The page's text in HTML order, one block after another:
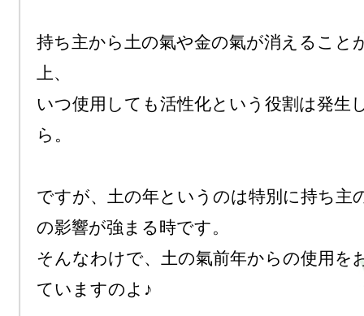
持ち主から土の氣や金の氣が消えること
上、
いつ使用しても活性化という役割は発生
ら。
ですが、土の年というのは特別に持ち主
の影響が強まる時です。
そんなわけで、土の氣前年からの使用を
ていますのよ♪